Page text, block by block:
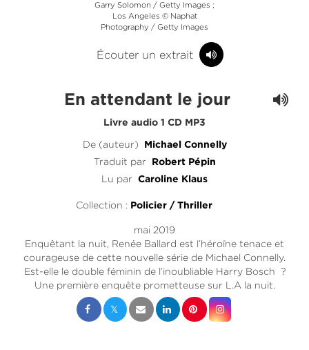
Garry Solomon / Getty Images ;
Los Angeles © Naphat
Photography / Getty Images
Écouter un extrait
En attendant le jour
Livre audio 1 CD MP3
De (auteur) Michael Connelly
Traduit par Robert Pépin
Lu par Caroline Klaus
Collection : Policier / Thriller
mai 2019
Enquêtant la nuit, Renée Ballard est l’héroïne tenace et
courageuse de cette nouvelle série de Michael Connelly.
Est-elle le double féminin de l’inoubliable Harry Bosch ?
Une première enquête prometteuse sur L.A la nuit.